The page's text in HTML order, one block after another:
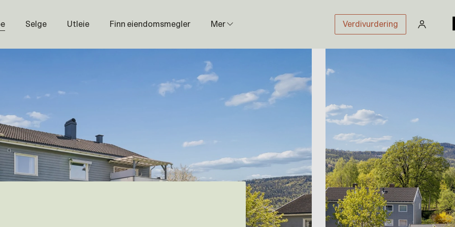
Selge Utleie Finn eiendomsmegler Mer
Prisstatistikk
Næring
Magasin
Åpenhetsloven
Prisliste
Karriere
Verdivurdering